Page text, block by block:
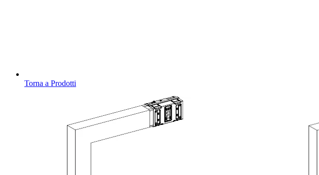
Torna a Prodotti